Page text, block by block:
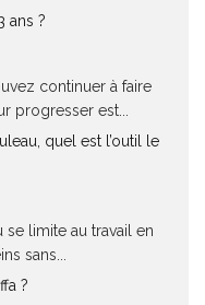
ans ?
continuer à faire
progresser est...
quel est l’outil le
se limite au travail en
sans...
?